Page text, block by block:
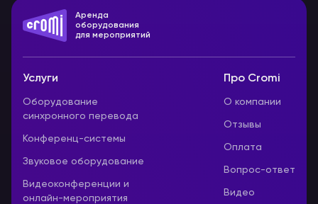
Аренда
оборудования
для мероприятий
Услуги
Оборудование
синхронного перевода
Конференц-системы
Звуковое оборудование
Видеоконференции и
онлайн-мероприятия
Про Cromi
О компании
Отзывы
Оплата
Вопрос-ответ
Видео